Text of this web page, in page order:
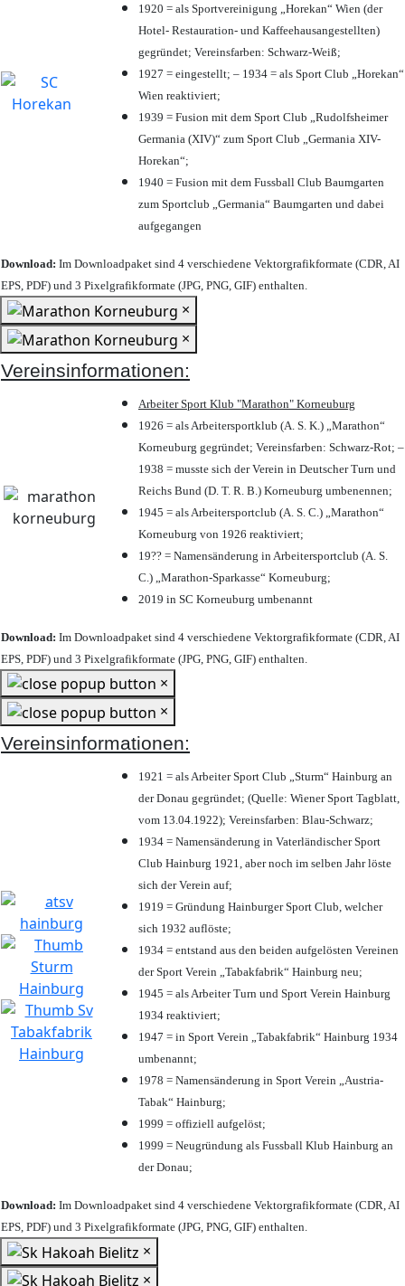
1920 = als Sportvereinigung „Horekan“ Wien (der
Hotel- Restauration- und Kaffeehausangestellten)
gegründet; Vereinsfarben: Schwarz-Weiß;
1927 = eingestellt; – 1934 = als Sport Club „Horekan“
Wien reaktiviert;
1939 = Fusion mit dem Sport Club „Rudolfsheimer
Germania (XIV)“ zum Sport Club „Germania XIV-
Horekan“;
1940 = Fusion mit dem Fussball Club Baumgarten
zum Sportclub „Germania“ Baumgarten und dabei
aufgegangen
Download: Im Downloadpaket sind 4 verschiedene Vektorgrafikformate (CDR, AI
EPS, PDF) und 3 Pixelgrafikformate (JPG, PNG, GIF) enthalten.
×
×
Vereinsinformationen:
Arbeiter Sport Klub "Marathon" Korneuburg
1926 = als Arbeitersportklub (A. S. K.) „Marathon“
Korneuburg gegründet; Vereinsfarben: Schwarz-Rot; –
1938 = musste sich der Verein in Deutscher Turn und
Reichs Bund (D. T. R. B.) Korneuburg umbenennen;
1945 = als Arbeitersportclub (A. S. C.) „Marathon“
Korneuburg von 1926 reaktiviert;
19?? = Namensänderung in Arbeitersportclub (A. S.
C.) „Marathon-Sparkasse“ Korneuburg;
2019 in SC Korneuburg umbenannt
Download: Im Downloadpaket sind 4 verschiedene Vektorgrafikformate (CDR, AI
EPS, PDF) und 3 Pixelgrafikformate (JPG, PNG, GIF) enthalten.
×
×
Vereinsinformationen:
1921 = als Arbeiter Sport Club „Sturm“ Hainburg an
der Donau gegründet; (Quelle: Wiener Sport Tagblatt,
vom 13.04.1922); Vereinsfarben: Blau-Schwarz;
1934 = Namensänderung in Vaterländischer Sport
Club Hainburg 1921, aber noch im selben Jahr löste
sich der Verein auf;
1919 = Gründung Hainburger Sport Club, welcher
sich 1932 auflöste;
1934 = entstand aus den beiden aufgelösten Vereinen
der Sport Verein „Tabakfabrik“ Hainburg neu;
1945 = als Arbeiter Turn und Sport Verein Hainburg
1934 reaktiviert;
1947 = in Sport Verein „Tabakfabrik“ Hainburg 1934
umbenannt;
1978 = Namensänderung in Sport Verein „Austria-
Tabak“ Hainburg;
1999 = offiziell aufgelöst;
1999 = Neugründung als Fussball Klub Hainburg an
der Donau;
Download: Im Downloadpaket sind 4 verschiedene Vektorgrafikformate (CDR, AI
EPS, PDF) und 3 Pixelgrafikformate (JPG, PNG, GIF) enthalten.
×
×